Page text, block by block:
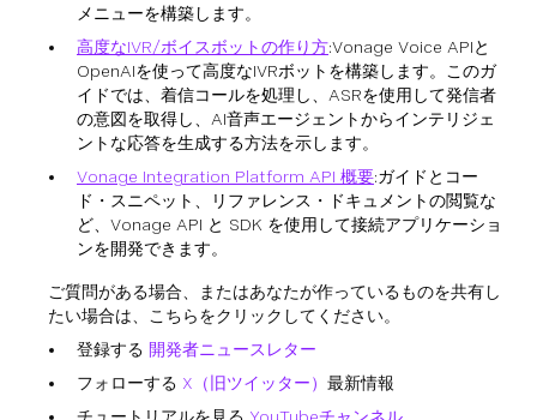
メニューを構築します。
高度なIVR/ボイスボットの作り方:Vonage Voice APIと
OpenAIを使って高度なIVRボットを構築します。このガ
イドでは、着信コールを処理し、ASRを使用して発信者
の意図を取得し、AI音声エージェントからインテリジェ
ントな応答を生成する方法を示します。
Vonage Integration Platform API 概要:ガイドとコー
ド・スニペット、リファレンス・ドキュメントの閲覧な
ど、Vonage API と SDK を使用して接続アプリケーショ
ンを開発できます。
ご質問がある場合、またはあなたが作っているものを共有し
たい場合は、こちらをクリックしてください。
登録する 開発者ニュースレター
フォローする X（旧ツイッター） 最新情報